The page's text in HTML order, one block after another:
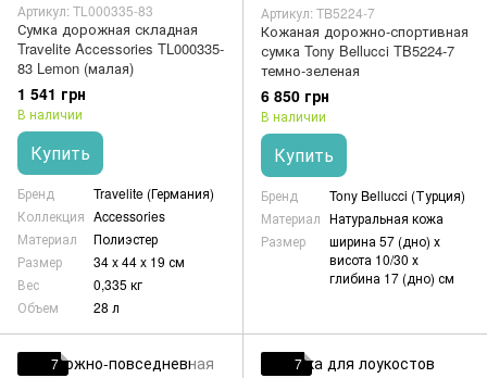
Артикул: TL000335-83
Сумка дорожная складная
Travelite Accessories TL000335-
83 Lemon (малая)
1 541 грн
В наличии
Купить
Бренд
Travelite (Германия)
Коллекция Accessories
Материал
Полиэстер
Размер
34 x 44 x 19 см
Вес
0,335 кг
Объем
28 л
Артикул: TB5224-7
Кожаная дорожно-спортивная
сумка Tony Bellucci TB5224-7
темно-зеленая
6 850 грн
В наличии
Купить
Бренд
Tony Bellucci (Турция)
Материал Натуральная кожа
Размер
ширина 57 (дно) х
висота 10/30 х
глибина 17 (дно) см
7
7